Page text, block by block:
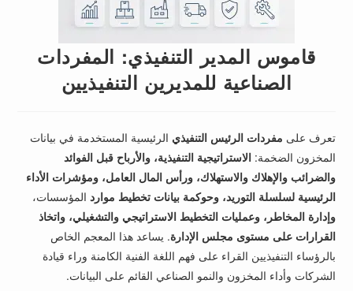
قاموس المدير التنفيذي: المفردات
الصناعية للمديرين التنفيذيين
تعرف على مفردات الرئيس التنفيذي الرئيسية المستخدمة في بيانات
المخزون الضخمة:الاستراتيجية التنفيذية، والأرباح قبل الفوائد
والضرائب والإهلاك والاستهلاك، ورأس المال العامل، ومؤشرات الأداء
الرئيسية لسلسلة التوريد، وحوكمة بيانات تخطيط موارد المؤسسات،
وإدارة المخاطر، وعمليات التخطيط الاستراتيجي والتشغيلي، واتخاذ
القرارات على مستوى مجلس الإدارة. يساعد هذا المعجم الخاص
بالرؤساء التنفيذيين القراء على فهم اللغة الفنية الكامنة وراء قيادة
الشركات وأداء المخزون والنمو الصناعي القائم على البيانات.